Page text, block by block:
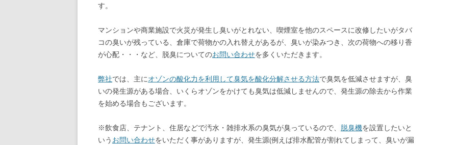
す。
マンションや商業施設で火災が発生し臭いがとれない、喫煙室を他のスペースに改修したいがタバ
コの臭いが残っている、倉庫で荷物かの入れ替えがあるが、臭いが染みつき、次の荷物への移り香
が心配・・・など、脱臭についてのお問い合わせを多くいただきます。
弊社では、主にオゾンの酸化力を利用して臭気を酸化分解させる方法で臭気を低減させますが、臭
いの発生源がある場合、いくらオゾンをかけても臭気は低減しませんので、発生源の除去から作業
を始める場合もございます。
※飲食店、テナント、住居などで汚水・雑排水系の臭気が臭っているので、 脱臭機を設置したいと
いう お問い合わせをいただく事がありますが、発生源(例えば排水配管が割れてしまって、臭いが漏